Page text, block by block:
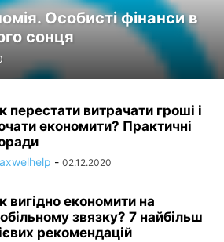
Особисті фінанси в
сонця
перестати витрачати гроші і
економити? Практичні
- 02.12.2020
вигідно економити на
звязку? 7 найбільш
рекомендацій